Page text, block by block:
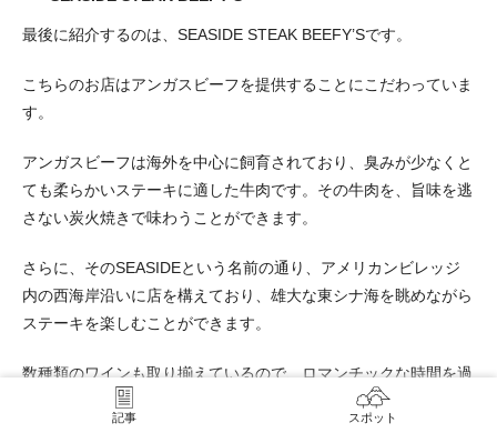
最後に紹介するのは、SEASIDE STEAK BEEFY’Sです。
こちらのお店はアンガスビーフを提供することにこだわっていま
す。
アンガスビーフは海外を中心に飼育されており、臭みが少なくと
ても柔らかいステーキに適した牛肉です。その牛肉を、旨味を逃
さない炭火焼きで味わうことができます。
さらに、そのSEASIDEという名前の通り、アメリカンビレッジ
内の西海岸沿いに店を構えており、雄大な東シナ海を眺めながら
ステーキを楽しむことができます。
数種類のワインも取り揃えているので、ロマンチックな時間を過
ごすにはぴったりです。大切な人とのお食事にいかがでしょう
記事 スポット